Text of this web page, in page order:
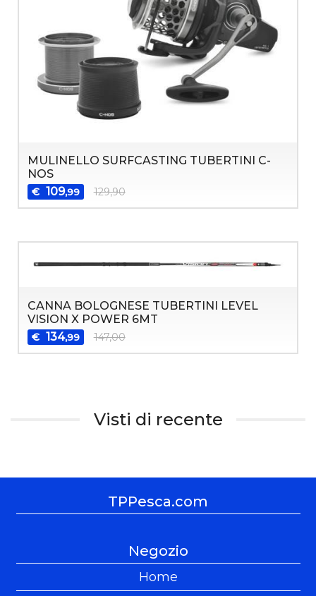
MULINELLO SURFCASTING TUBERTINI C-
NOS
€ 109,99 129,90
CANNA BOLOGNESE TUBERTINI LEVEL
VISION X POWER 6MT
€ 134,99 147,00
Visti di recente
TPPesca.com
Negozio
Home